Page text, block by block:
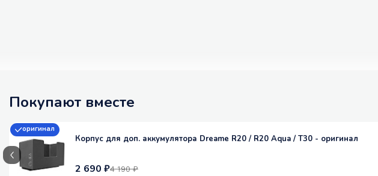
Покупают вместе
Корпус для доп. аккумулятора Dreame R20 / R20 Aqua / T30 - оригинал
оригинал
2 690 ₽4 190 ₽